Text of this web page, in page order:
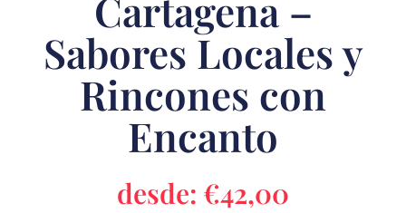
Sabores Locales y
Rincones con
Encanto
desde: €42,00